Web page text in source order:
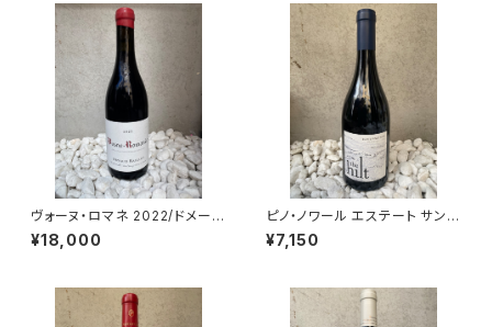
ヴォーヌ・ロマネ 2022/ドメー
ヌ・アルノー・バイヨ
¥18,000
ピノ・ノワール エステート サン
タ・リタ・ヒルズ 2021 /ザ・ヒルト
¥7,150